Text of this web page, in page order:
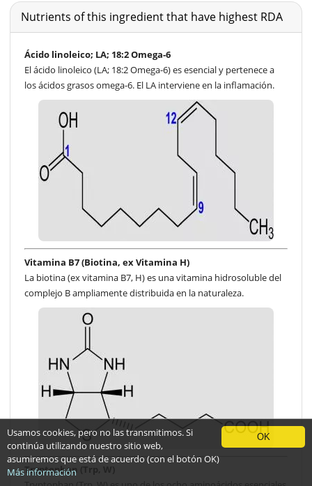
Nutrients of this ingredient that have highest RDA
Ácido linoleico; LA; 18:2 Omega-6
El ácido linoleico (LA; 18:2 Omega-6) es esencial y pertenece a
los ácidos grasos omega-6. El LA interviene en la inflamación.
Vitamina B7 (Biotina, ex Vitamina H)
La biotina (ex vitamina B7, H) es una vitamina hidrosoluble del
complejo B ampliamente distribuida en la naturaleza.
Tryptophan (Trp, W)
OK
Usamos cookies, pero no las transmitimos. Si
continúa utilizando nuestro sitio web,
asumiremos que está de acuerdo (con el botón OK)
Más información